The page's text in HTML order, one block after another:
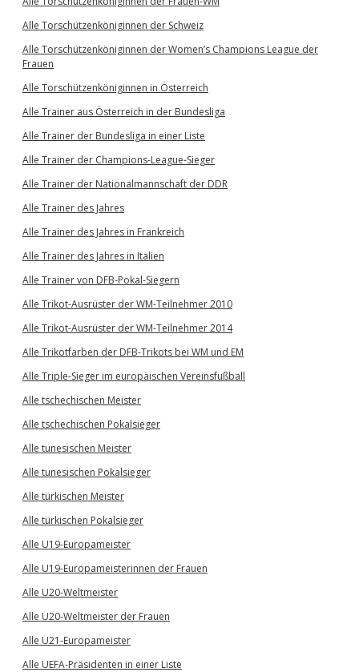
Alle Torschützenköniginnen der Schweiz
Alle Torschützenköniginnen der Women’s Champions League der
Frauen
Alle Torschützenköniginnen in Österreich
Alle Trainer aus Österreich in der Bundesliga
Alle Trainer der Bundesliga in einer Liste
Alle Trainer der Champions-League-Sieger
Alle Trainer der Nationalmannschaft der DDR
Alle Trainer des Jahres
Alle Trainer des Jahres in Frankreich
Alle Trainer des Jahres in Italien
Alle Trainer von DFB-Pokal-Siegern
Alle Trikot-Ausrüster der WM-Teilnehmer 2010
Alle Trikot-Ausrüster der WM-Teilnehmer 2014
Alle Trikotfarben der DFB-Trikots bei WM und EM
Alle Triple-Sieger im europäischen Vereinsfußball
Alle tschechischen Meister
Alle tschechischen Pokalsieger
Alle tunesischen Meister
Alle tunesischen Pokalsieger
Alle türkischen Meister
Alle türkischen Pokalsieger
Alle U19-Europameister
Alle U19-Europameisterinnen der Frauen
Alle U20-Weltmeister
Alle U20-Weltmeister der Frauen
Alle U21-Europameister
Alle UEFA-Präsidenten in einer Liste